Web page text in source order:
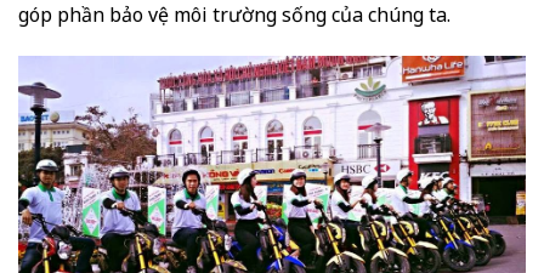
góp phần bảo vệ môi trường sống của chúng ta.